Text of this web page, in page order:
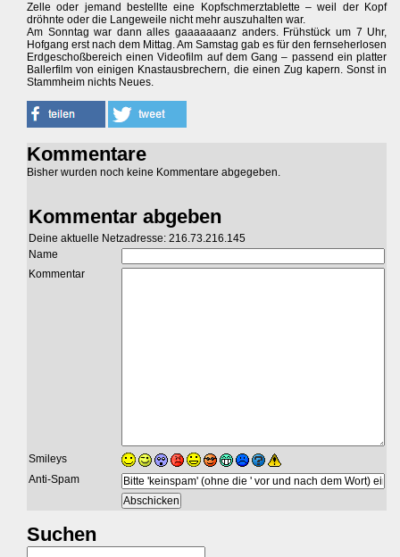
Zelle oder jemand bestellte eine Kopfschmerztablette – weil der Kopf
dröhnte oder die Langeweile nicht mehr auszuhalten war.
Am Sonntag war dann alles gaaaaaaanz anders. Frühstück um 7 Uhr,
Hofgang erst nach dem Mittag. Am Samstag gab es für den fernseherlosen
Erdgeschoßbereich einen Videofilm auf dem Gang – passend ein platter
Ballerfilm von einigen Knastausbrechern, die einen Zug kapern. Sonst in
Stammheim nichts Neues.
Kommentare
Bisher wurden noch keine Kommentare abgegeben.
Kommentar abgeben
Deine aktuelle Netzadresse: 216.73.216.145
Name
Kommentar
Smileys
Anti-Spam
Suchen